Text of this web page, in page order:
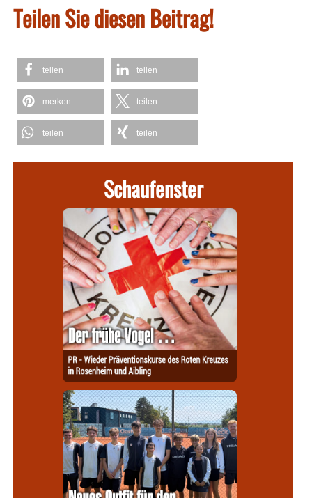
Teilen Sie diesen Beitrag!
teilen teilen
merken teilen
teilen teilen
Schaufenster